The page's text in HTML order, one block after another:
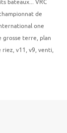
bateaux... VRC
de
one
grosse terre, plan
riez, v11, v9, venti,